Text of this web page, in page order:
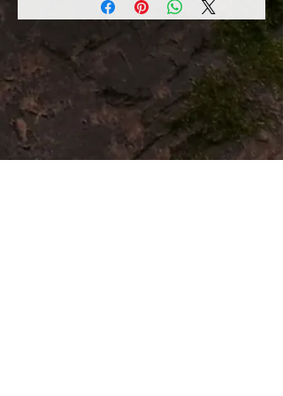
ganz persönliches Paar.
Nehmen Sie mit uns Kontakt auf oder
senden Sie uns gleich Ihre Anfrage mit
Ihrem Design-Vorschlag:
tribholz@gmx.ch